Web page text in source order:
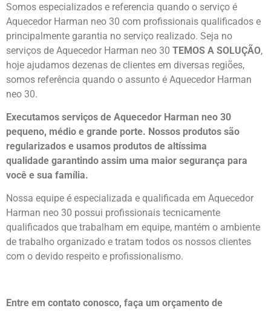
Somos especializados e referencia quando o serviço é
Aquecedor Harman neo 30 com profissionais qualificados e
principalmente garantia no serviço realizado. Seja no
serviços de Aquecedor Harman neo 30 TEMOS A SOLUÇÃO,
hoje ajudamos dezenas de clientes em diversas regiões,
somos referência quando o assunto é Aquecedor Harman
neo 30.
Executamos serviços de Aquecedor Harman neo 30
pequeno, médio e grande porte. Nossos produtos são
regularizados e usamos produtos de altíssima
qualidade garantindo assim uma maior segurança para
você e sua família.
Nossa equipe é especializada e qualificada em Aquecedor
Harman neo 30 possui profissionais tecnicamente
qualificados que trabalham em equipe, mantém o ambiente
de trabalho organizado e tratam todos os nossos clientes
com o devido respeito e profissionalismo.
Entre em contato conosco, faça um orçamento de